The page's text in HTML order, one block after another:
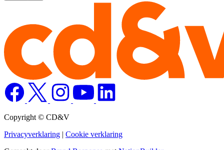
Copyright © CD&V
Privacyverklaring | Cookie verklaring